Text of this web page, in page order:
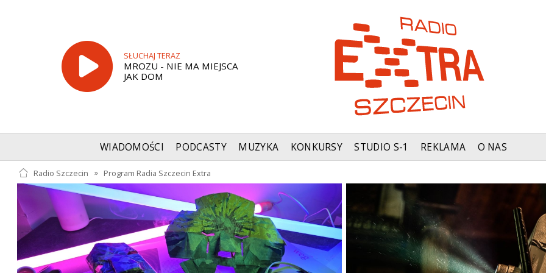
SŁUCHAJ TERAZ
MROZU - NIE MA MIEJSCA
JAK DOM
WIADOMOŚCI PODCASTY MUZYKA KONKURSY STUDIO S-1 REKLAMA O NAS
Radio Szczecin » Program Radia Szczecin Extra